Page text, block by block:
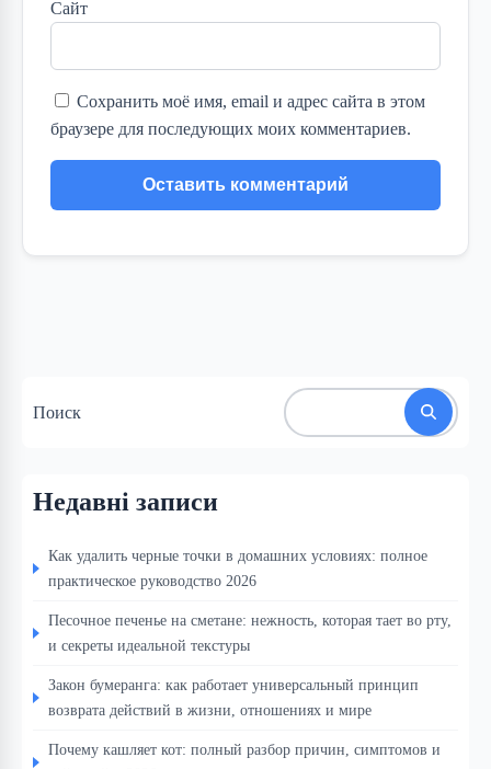
Сайт
Сохранить моё имя, email и адрес сайта в этом
браузере для последующих моих комментариев.
Поиск
Недавні записи
Как удалить черные точки в домашних условиях: полное
практическое руководство 2026
Песочное печенье на сметане: нежность, которая тает во рту,
и секреты идеальной текстуры
Закон бумеранга: как работает универсальный принцип
возврата действий в жизни, отношениях и мире
Почему кашляет кот: полный разбор причин, симптомов и